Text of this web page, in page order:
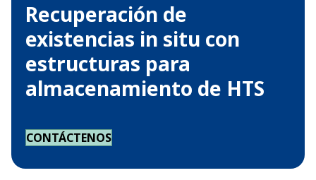
Recuperación de
existencias in situ con
estructuras para
almacenamiento de HTS
CONTÁCTENOS